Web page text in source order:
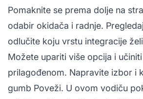
Pomaknite se prema dolje na
odabir okidača i radnje.
odlučite koju vrstu integracije
Možete upariti više opcija i
prilagođenom. Napravite izbor i
gumb Poveži. U ovom vodiču